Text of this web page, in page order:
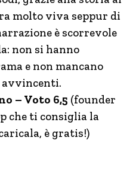
molto viva seppur di
è scorrevole
non si hanno
e non mancano
avvincenti.
– Voto 6,5 (founder
che ti consiglia la
è gratis!)